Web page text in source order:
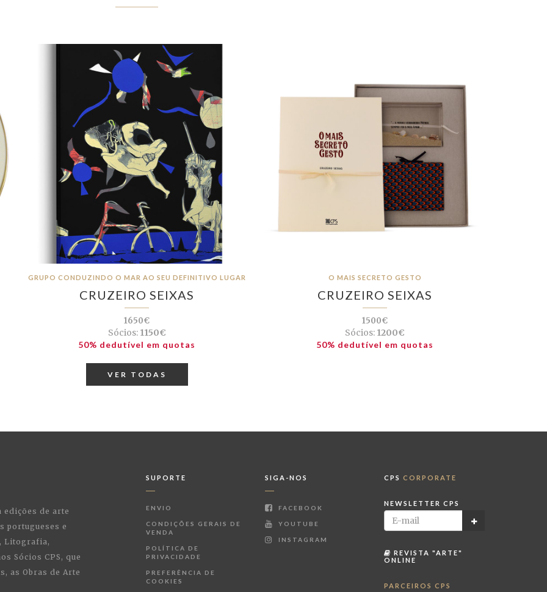
GRUPO CONDUZINDO O MAR AO SEU DEFINITIVO LUGAR
CRUZEIRO SEIXAS
1650€
Sócios:1150€
50% dedutível em quotas
O MAIS SECRETO GESTO
CRUZEIRO SEIXAS
1500€
Sócios: 1200€
50% dedutível em quotas
VER TODAS
edições de arte
portugueses e
Litografia,
Sócios CPS, que
as Obras de Arte
SUPORTE
ENVIO
CONDIÇÕES GERAIS DE
VENDA
POLÍTICA DE
PRIVACIDADE
PREFERÊNCIA DE
COOKIES
SIGA-NOS
FACEBOOK
YOUTUBE
INSTAGRAM
CPS CORPORATE
NEWSLETTER CPS
REVISTA "ARTE"
ONLINE
PARCEIROS CPS